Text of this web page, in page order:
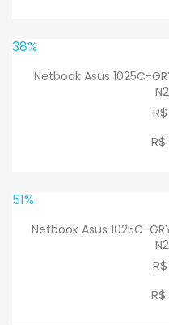
38%
Netbook Asus 1025C-
51%
Netbook Asus 1025C-